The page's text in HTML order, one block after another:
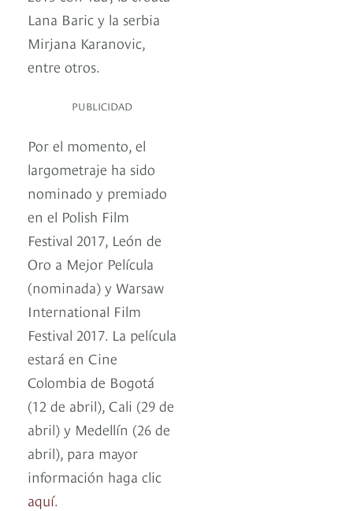
Lana Baric y la serbia
Mirjana Karanovic,
entre otros.
PUBLICIDAD
Por el momento, el
largometraje ha sido
nominado y premiado
en el Polish Film
Festival 2017, León de
Oro a Mejor Película
(nominada) y Warsaw
International Film
Festival 2017. La película
estará en Cine
Colombia de Bogotá
(12 de abril), Cali (29 de
abril) y Medellín (26 de
abril), para mayor
información haga clic
aquí.